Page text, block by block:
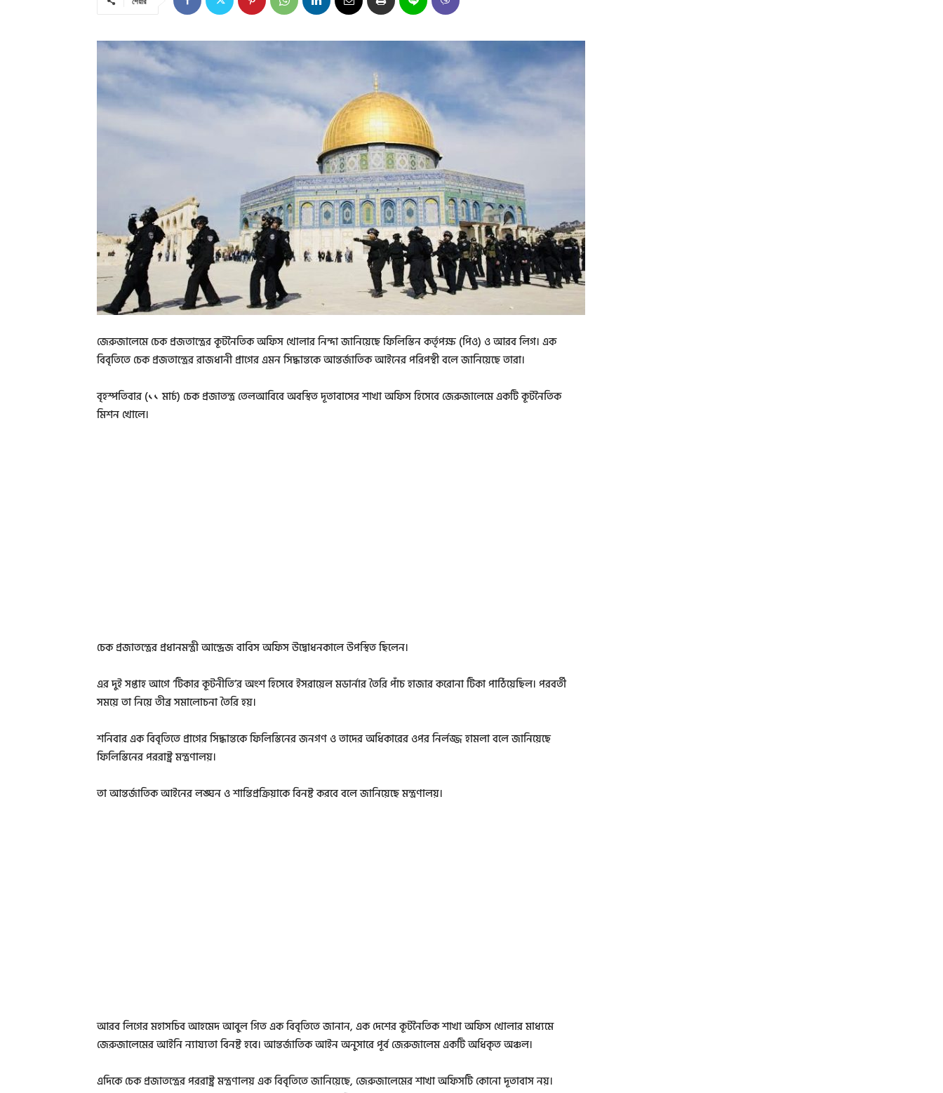
জেরুজালেমে চেক প্রজতান্ত্রের কূটনৈতিক অফিস খোলার নিন্দা জানিয়েছে ফিলিস্তিন কর্তৃপক্ষ (পিও) ও আরব লিগ। এক
বিবৃতিতে চেক প্রজতান্ত্রের রাজধানী প্রাগের এমন সিদ্ধান্তকে আন্তর্জাতিক আইনের পরিপন্থী বলে জানিয়েছে তারা।
বৃহস্পতিবার (১১ মার্চ) চেক প্রজাতন্ত্র তেলআবিবে অবস্থিত দূতাবাসের শাখা অফিস হিসেবে জেরুজালেমে একটি কূটনৈতিক
মিশন খোলে।
চেক প্রজাতন্ত্রের প্রধানমন্ত্রী আন্দ্রেজ বাবিস অফিস উদ্বোধনকালে উপস্থিত ছিলেন।
এর দুই সপ্তাহ আগে ‘টিকার কূটনীতি’র অংশ হিসেবে ইসরায়েল মডার্নার তৈরি পাঁচ হাজার করোনা টিকা পাঠিয়েছিল। পরবর্তী
সময়ে তা নিয়ে তীব্র সমালোচনা তৈরি হয়।
শনিবার এক বিবৃতিতে প্রাগের সিদ্ধান্তকে ফিলিস্তিনের জনগণ ও তাদের অধিকারের ওপর নির্লজ্জ হামলা বলে জানিয়েছে
ফিলিস্তিনের পররাষ্ট্র মন্ত্রণালয়।
তা আন্তর্জাতিক আইনের লঙ্ঘন ও শান্তিপ্রক্রিয়াকে বিনষ্ট করবে বলে জানিয়েছে মন্ত্রণালয়।
আরব লিগের মহাসচিব আহমেদ আবুল গিত এক বিবৃতিতে জানান, এক দেশের কূটনৈতিক শাখা অফিস খোলার মাধ্যমে
জেরুজালেমের আইনি ন্যায্যতা বিনষ্ট হবে। আন্তর্জাতিক আইন অনুসারে পূর্ব জেরুজালেম একটি অধিকৃত অঞ্চল।
এদিকে চেক প্রজাতন্ত্রের পররাষ্ট্র মন্ত্রণালয় এক বিবৃতিতে জানিয়েছে, জেরুজালেমের শাখা অফিসটি কোনো দূতাবাস নয়।